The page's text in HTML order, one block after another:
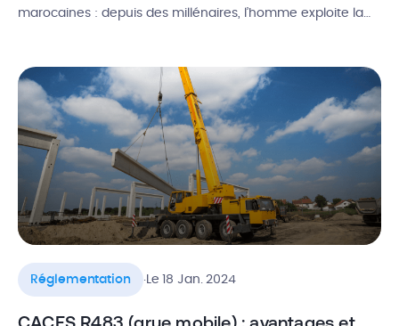
marocaines : depuis des millénaires, l’homme exploite la
universelle. De plus en plus d’artisans l’utilisent en BTP pour
répondre […]
Réglementation .Le 18 Jan. 2024